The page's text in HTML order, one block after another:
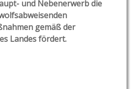
und Nebenerwerb die
gemäß der
Landes fördert.